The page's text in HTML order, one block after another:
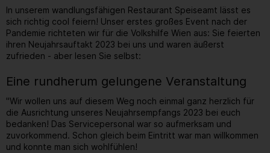
In unserem wandlungsfähigen Restaurant Speiseamt lässt es
sich richtig cool feiern! Unser erstes großes Event nach der
Pandemie richteten wir für die Volkshilfe Wien aus: Sie feierten
ihren Neujahrsauftakt 2023 bei uns und waren äußerst
zufrieden - aber lesen Sie selbst:
Eine rundherum gelungene Veranstaltung
"Wir wollen uns auf diesem Weg noch einmal ganz herzlich für
die Ausrichtung unseres Neujahrsempfangs 2023 bei euch
bedanken! Das Servicepersonal war so aufmerksam und
zuvorkommend. Schon gleich beim Eintritt war man willkommen
und konnte man sich wohlfühlen!